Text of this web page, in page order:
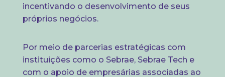
incentivando o desenvolvimento de seus
próprios negócios.
Por meio de parcerias estratégicas com
instituições como o Sebrae, Sebrae Tech e
com o apoio de empresárias associadas ao